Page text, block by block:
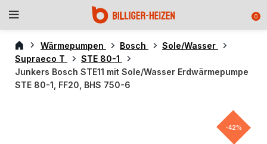
0
Wärmepumpen Bosch
Sole/Wasser
Supraeco T
STE 80-1
Junkers Bosch STE11 mit Sole/Wasser Erdwärmepumpe
STE 80-1, FF20, BHS 750-6
-42%